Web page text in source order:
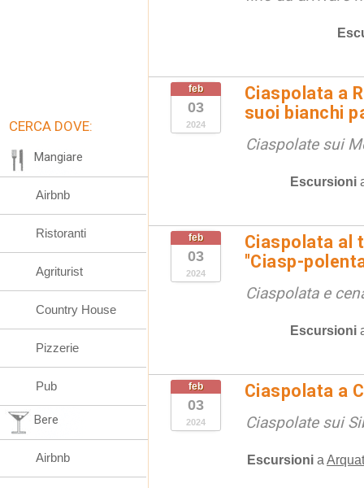
feb
03
2024
Ciaspolata a
suoi bianchi
Ciaspolate sui
Escursioni
feb
03
2024
Ciaspolata al
"Ciasp-
Ciaspolata e
Escursioni
feb
03
2024
Ciaspolata a
Ciaspolate sui
Escursioni a
CERCA DOVE:
Mangiare
Airbnb
Ristoranti
Agriturist
Country House
Pizzerie
Pub
Bere
Airbnb